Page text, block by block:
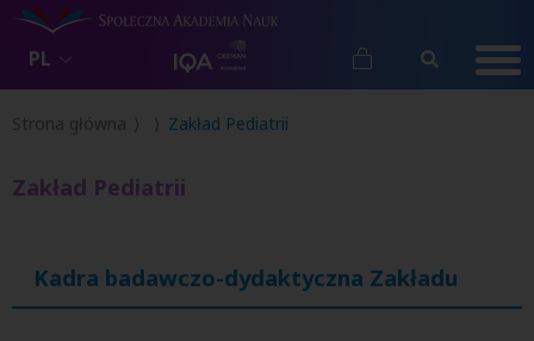
PL
Strona główna Zakład Pediatrii
Zakład Pediatrii
Kadra badawczo-dydaktyczna Zakładu